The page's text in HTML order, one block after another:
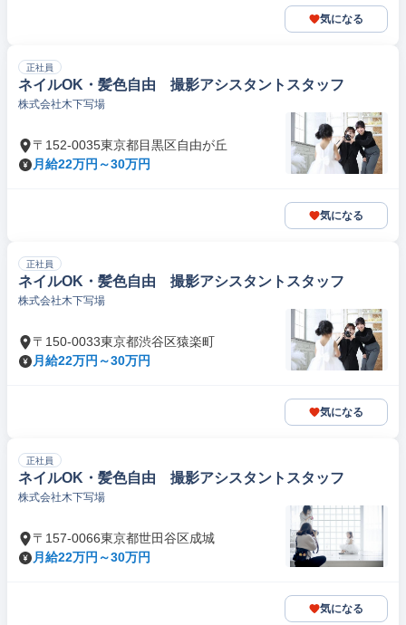
気になる
正社員
ネイルOK・髪色自由 撮影アシスタントスタッフ
株式会社木下写場
〒152-0035東京都目黒区自由が丘
月給22万円～30万円
気になる
正社員
ネイルOK・髪色自由 撮影アシスタントスタッフ
株式会社木下写場
〒150-0033東京都渋谷区猿楽町
月給22万円～30万円
気になる
正社員
ネイルOK・髪色自由 撮影アシスタントスタッフ
株式会社木下写場
〒157-0066東京都世田谷区成城
月給22万円～30万円
気になる